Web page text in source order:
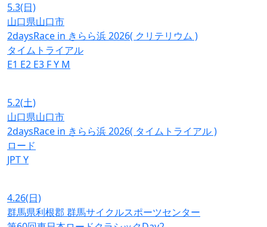
5.3(日)
山口県山口市
2daysRace in きらら浜 2026( クリテリウム )
タイムトライアル
E1 E2 E3 FY M
5.2(土)
山口県山口市
2daysRace in きらら浜 2026( タイムトライアル )
ロード
JPTY
4.26(日)
群馬県利根郡 群馬サイクルスポーツセンター